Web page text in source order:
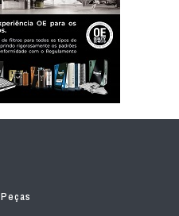
Peças